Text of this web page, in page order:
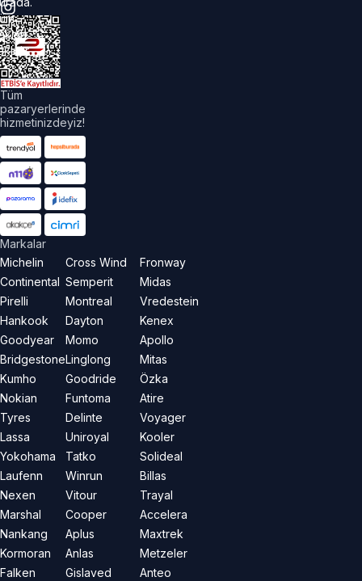
Tüm
pazaryerlerinde
hizmetinizdeyiz!
Markalar
Michelin
Continental
Pirelli
Hankook
Goodyear
Bridgestone
Kumho
Nokian
Tyres
Lassa
Yokohama
Laufenn
Nexen
Marshal
Nankang
Kormoran
Falken
Cross Wind
Semperit
Montreal
Dayton
Momo
Linglong
Goodride
Funtoma
Delinte
Uniroyal
Tatko
Winrun
Vitour
Cooper
Aplus
Anlas
Gislaved
Fronway
Midas
Vredestein
Kenex
Apollo
Mitas
Özka
Atire
Voyager
Kooler
Solideal
Billas
Trayal
Accelera
Maxtrek
Metzeler
Anteo